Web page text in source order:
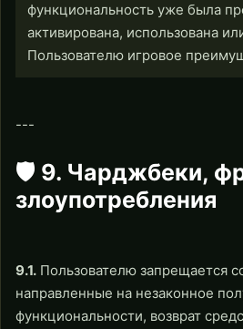
функциональность уже была
активирована, использована
Пользователю игровое
---
🛡 9. Чарджбеки,
злоупотребления
9.1. Пользователю запрещается
направленные на незаконное
функциональности, возврат